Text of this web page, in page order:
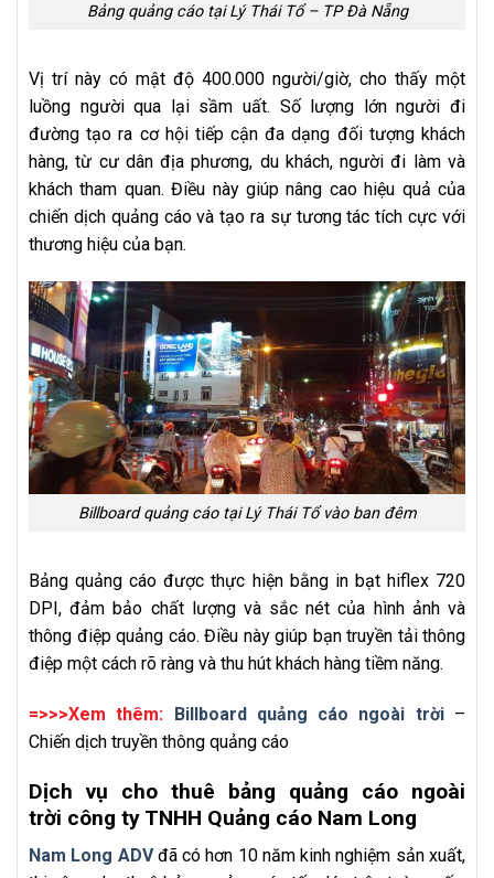
Bảng quảng cáo tại Lý Thái Tổ – TP Đà Nẵng
Vị trí này có mật độ 400.000 người/giờ, cho thấy một
luồng người qua lại sầm uất. Số lượng lớn người đi
đường tạo ra cơ hội tiếp cận đa dạng đối tượng khách
hàng, từ cư dân địa phương, du khách, người đi làm và
khách tham quan. Điều này giúp nâng cao hiệu quả của
chiến dịch quảng cáo và tạo ra sự tương tác tích cực với
thương hiệu của bạn.
Billboard quảng cáo tại Lý Thái Tổ vào ban đêm
Bảng quảng cáo được thực hiện bằng in bạt hiflex 720
DPI, đảm bảo chất lượng và sắc nét của hình ảnh và
thông điệp quảng cáo. Điều này giúp bạn truyền tải thông
điệp một cách rõ ràng và thu hút khách hàng tiềm năng.
=>>>Xem thêm: Billboard quảng cáo ngoài trời–
Chiến dịch truyền thông quảng cáo
Dịch vụ cho thuê bảng quảng cáo ngoài
trời công ty TNHH Quảng cáo Nam Long
Nam Long ADVđã có hơn 10 năm kinh nghiệm sản xuất,